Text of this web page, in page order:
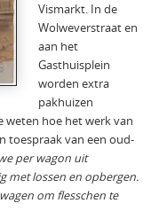
Vismarkt. In de
Wolweverstraat en
aan het
Gasthuisplein
worden extra
pakhuizen
weten hoe het werk van
toespraak van een oud-
per wagon uit
met lossen en opbergen.
om flesschen te